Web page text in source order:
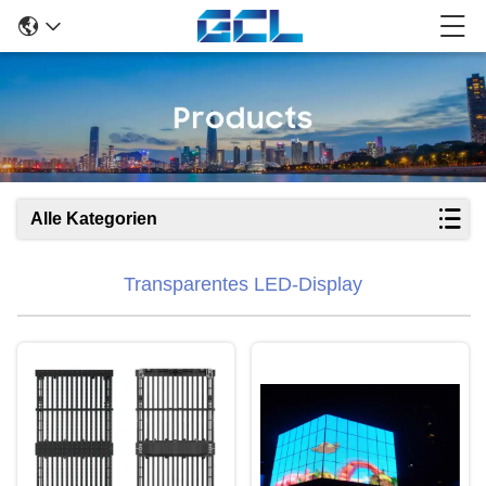
Alle Kategorien
Transparentes LED-Display